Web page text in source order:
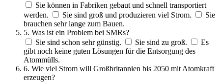
Sie können in Fabriken gebaut und schnell transportiert
werden.
Sie sind groß und produzieren viel Strom.
Sie
brauchen sehr lange zum Bauen.
5. Was ist ein Problem bei SMRs?
Sie sind schon sehr günstig.
Sie sind zu groß.
Es
gibt noch keine guten Lösungen für die Entsorgung des
Atommülls.
6. Wie viel Strom will Großbritannien bis 2050 mit Atomkraft
erzeugen?